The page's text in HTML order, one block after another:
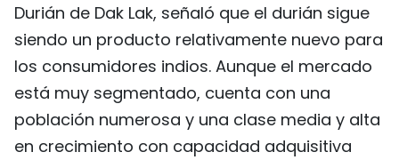
Durián de Dak Lak, señaló que el durián sigue
siendo un producto relativamente nuevo para
los consumidores indios. Aunque el mercado
está muy segmentado, cuenta con una
población numerosa y una clase media y alta
en crecimiento con capacidad adquisitiva